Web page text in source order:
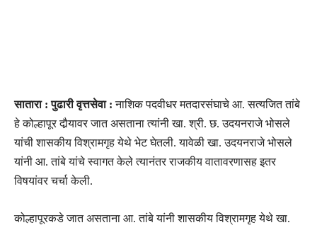
सातारा : पुढारी वृत्तसेवा :नाशिक पदवीधर मतदारसंघाचे आ. सत्यजित तांबे
हे कोल्हापूर दौर्‍यावर जात असताना त्यांनी खा. श्री. छ. उदयनराजे भोसले
यांची शासकीय विश्रामगृह येथे भेट घेतली. यावेळी खा. उदयनराजे भोसले
यांनी आ. तांबे यांचे स्वागत केले त्यानंतर राजकीय वातावरणासह इतर
विषयांवर चर्चा केली.
कोल्हापूरकडे जात असताना आ. तांबे यांनी शासकीय विश्रामगृह येथे खा.